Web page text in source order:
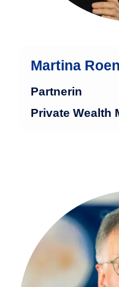
Martina
Partnerin
Private Wealth
Hajo Meilen
Jahre
mit